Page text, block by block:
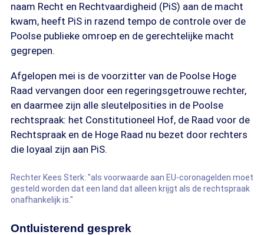
naam Recht en Rechtvaardigheid (PiS) aan de macht
kwam, heeft PiS in razend tempo de controle over de
Poolse publieke omroep en de gerechtelijke macht
gegrepen.
Afgelopen mei is de voorzitter van de Poolse Hoge
Raad vervangen door een regeringsgetrouwe rechter,
en daarmee zijn alle sleutelposities in de Poolse
rechtspraak: het Constitutioneel Hof, de Raad voor de
Rechtspraak en de Hoge Raad nu bezet door rechters
die loyaal zijn aan PiS.
Rechter Kees Sterk: "als voorwaarde aan EU-coronagelden moet
gesteld worden dat een land dat alleen krijgt als de rechtspraak
onafhankelijk is."
Ontluisterend gesprek